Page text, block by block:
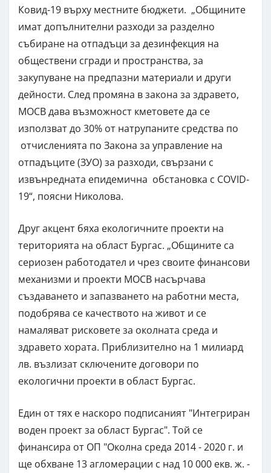
Ковид-19 върху местните бюджети. „Общините
имат допълнителни разходи за разделно
събиране на отпадъци за дезинфекция на
обществени сгради и пространства, за
закупуване на предпазни материали и други
дейности. След промяна в закона за здравето,
МОСВ дава възможност кметовете да се
използват до 30% от натрупаните средства по
отчисленията по Закона за управление на
отпадъците (ЗУО) за разходи, свързани с
извънредната епидемична обстановка с COVID-
19“, поясни Николова.
Друг акцент бяха екологичните проекти на
територията на област Бургас. „Общините са
сериозен работодател и чрез своите финансови
механизми и проекти МОСВ насърчава
създаването и запазването на работни места,
подобрява се качеството на живот и се
намаляват рисковете за околната среда и
здравето хората. Приблизително на 1 милиард
лв. възлизат сключените договори по
екологични проекти в област Бургас.
Един от тях е наскоро подписаният "Интегриран
воден проект за област Бургас". Той се
финансира от ОП "Околна среда 2014 - 2020 г. и
ще обхване 13 агломерации с над 10 000 екв. ж. -